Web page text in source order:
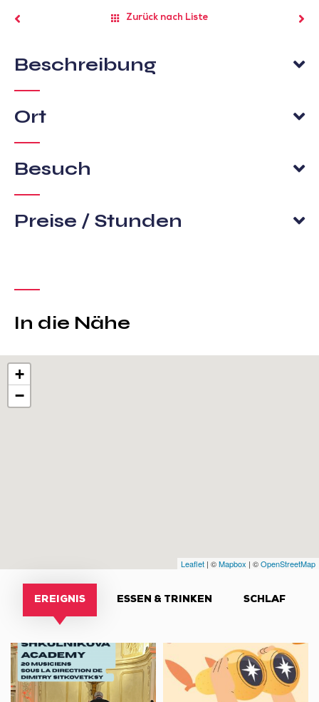
Zurück nach Liste
Beschreibung
Ort
Besuch
Preise / Stunden
In die Nähe
+
−
Leaflet | ©Mapbox | ©OpenStreetMap
EREIGNIS ESSEN & TRINKEN SCHLAF
Festival
musical
de
voir